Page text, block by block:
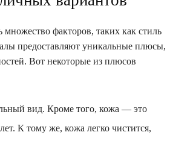
факторов, таких как стиль
предоставляют уникальные плюсы,
Вот некоторые из плюсов
вид. Кроме того, кожа — это
К тому же, кожа легко чистится,